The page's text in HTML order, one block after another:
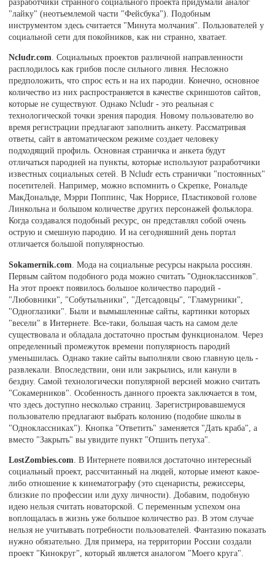
"лайку" (неотъемлемой части "Фейсбука"). Подобным
инструментом здесь считается "Минута молчания". Пользователей у
социальной сети для покойников, как ни странно, хватает.
Ncludr.com. Социальных проектов различной направленности
расплодилось как грибов после сильного ливня. Несложно
предположить, что спрос есть и на их пародии. Конечно, основное
количество из них распространяется в качестве скриншотов сайтов,
которые не существуют. Однако Ncludr - это реальная с
технологической точки зрения пародия. Новому пользователю во
время регистрации предлагают заполнить анкету. Рассматривая
ответы, сайт в автоматическом режиме создает человеку
подходящий профиль. Основная страничка и анкета будут
отличаться пародией на пункты, которые используют разработчики
известных социальных сетей. В Ncludr есть странички "постоянных"
посетителей. Например, можно вспомнить о Скрепке, Рональде
МакДональде, Мэрри Поппинс, Чак Норрисе, Пластиковой голове
Линкольна и большом количестве других персонажей фольклора.
Когда создавался подобный ресурс, он представлял собой очень
острую и смешную пародию. И на сегодняшний день портал
отличается большой популярностью.
Sokamernik.com . Мода на социальные ресурсы накрыла россиян.
Первым сайтом подобного рода можно считать "Одноклассников".
На этот проект появилось большое количество пародий -
"Любовники", "Собутыльники", "Детсадовцы", "Гламурники",
"Одноглазики". Были и вымышленные сайты, картинки которых
"весели" в Интернете. Все-таки, большая часть на самом деле
существовала и обладала достаточно простым функционалом. Через
определенный промежуток времени популярность пародий
уменьшилась. Однако такие сайты выполняли свою главную цель -
развлекали. Впоследствии, они или закрылись, или канули в
бездну. Самой технологически популярной версией можно считать
"Сокамерников". Особенность данного проекта заключается в том,
что здесь доступно несколько страниц. Зарегистрировавшемуся
пользователю предлагают выбрать колонию (подобие школы в
"Одноклассниках"). Кнопка "Ответить" заменяется "Дать краба", а
вместо "Закрыть" вы увидите пункт "Отшить петуха".
LostZombies.com . В Интернете появился достаточно интересный
социальный проект, рассчитанный на людей, которые имеют какое-
либо отношение к кинематографу (это сценаристы, режиссеры,
близкие по профессии или духу личности). Добавим, подобную
идею нельзя считать новаторской. С переменным успехом она
воплощалась в жизнь уже большое количество раз. В этом случае
нельзя не учитывать потребности пользователей. Фантазию показать
нужно обязательно. Для примера, на территории России создали
проект "Кинокруг", который является аналогом "Моего круга".